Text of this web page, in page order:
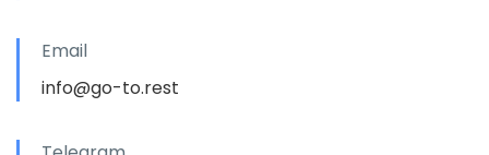
Email
info@go-to.rest